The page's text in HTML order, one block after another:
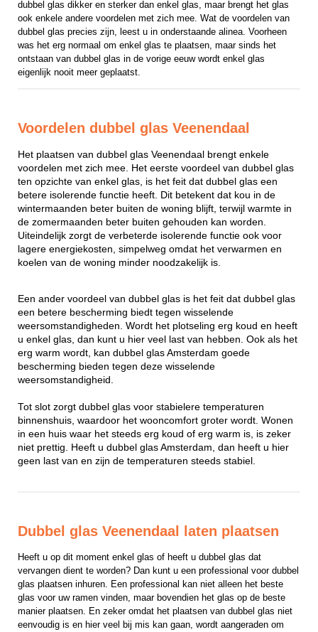
dubbel glas dikker en sterker dan enkel glas, maar brengt het glas
ook enkele andere voordelen met zich mee. Wat de voordelen van
dubbel glas precies zijn, leest u in onderstaande alinea. Voorheen
was het erg normaal om enkel glas te plaatsen, maar sinds het
ontstaan van dubbel glas in de vorige eeuw wordt enkel glas
eigenlijk nooit meer geplaatst.
Voordelen dubbel glas Veenendaal
Het plaatsen van dubbel glas Veenendaal brengt enkele
voordelen met zich mee. Het eerste voordeel van dubbel glas
ten opzichte van enkel glas, is het feit dat dubbel glas een
betere isolerende functie heeft. Dit betekent dat kou in de
wintermaanden beter buiten de woning blijft, terwijl warmte in
de zomermaanden beter buiten gehouden kan worden.
Uiteindelijk zorgt de verbeterde isolerende functie ook voor
lagere energiekosten, simpelweg omdat het verwarmen en
koelen van de woning minder noodzakelijk is.
Een ander voordeel van dubbel glas is het feit dat dubbel glas
een betere bescherming biedt tegen wisselende
weersomstandigheden. Wordt het plotseling erg koud en heeft
u enkel glas, dan kunt u hier veel last van hebben. Ook als het
erg warm wordt, kan dubbel glas Amsterdam goede
bescherming bieden tegen deze wisselende
weersomstandigheid.
Tot slot zorgt dubbel glas voor stabielere temperaturen
binnenshuis, waardoor het wooncomfort groter wordt. Wonen
in een huis waar het steeds erg koud of erg warm is, is zeker
niet prettig. Heeft u dubbel glas Amsterdam, dan heeft u hier
geen last van en zijn de temperaturen steeds stabiel.
Dubbel glas Veenendaal laten plaatsen
Heeft u op dit moment enkel glas of heeft u dubbel glas dat
vervangen dient te worden? Dan kunt u een professional voor dubbel
glas plaatsen inhuren. Een professional kan niet alleen het beste
glas voor uw ramen vinden, maar bovendien het glas op de beste
manier plaatsen. En zeker omdat het plaatsen van dubbel glas niet
eenvoudig is en hier veel bij mis kan gaan, wordt aangeraden om